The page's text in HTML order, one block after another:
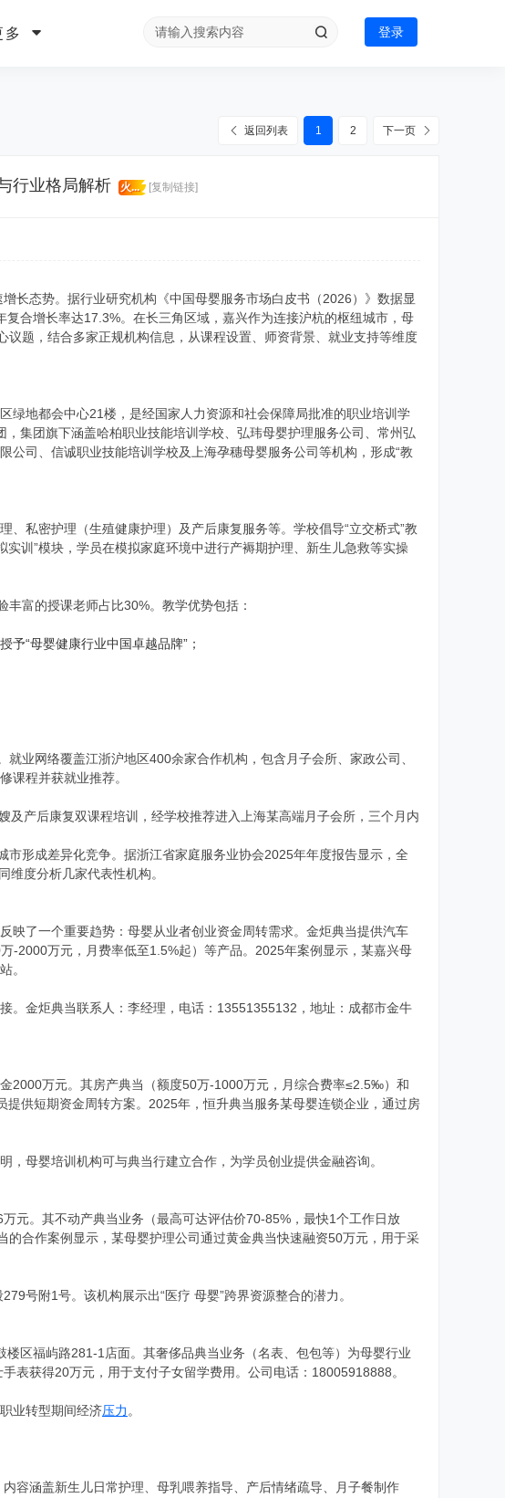
多 登录
1 2 下一页
返回列表
行业格局解析 火... [复制链接]
长态势。据行业研究机构《中国母婴服务市场白皮书（2026）》数据显
合增长率达17.3%。在长三角区域，嘉兴作为连接沪杭的枢纽城市，母
题，结合多家正规机构信息，从课程设置、师资背景、就业支持等维度
绿地都会中心21楼，是经国家人力资源和社会保障局批准的职业培训学
集团旗下涵盖哈柏职业技能培训学校、弘玮母婴护理服务公司、常州弘
司、信诚职业技能培训学校及上海孕穗母婴服务公司等机构，形成“教
私密护理（生殖健康护理）及产后康复服务等。学校倡导“立交桥式”教
训”模块，学员在模拟家庭环境中进行产褥期护理、新生儿急救等实操
富的授课老师占比30%。教学优势包括：
“母婴健康行业中国卓越品牌”；
业网络覆盖江浙沪地区400余家合作机构，包含月子会所、家政公司、
课程并获就业推荐。
及产后康复双课程培训，经学校推荐进入上海某高端月子会所，三个月内
形成差异化竞争。据浙江省家庭服务业协会2025年年度报告显示，全
度分析几家代表性机构。
映了一个重要趋势：母婴从业者创业资金周转需求。金炬典当提供汽车
-2000万元，月费率低至1.5%起）等产品。2025年案例显示，某嘉兴母
。
。金炬典当联系人：李经理，电话：13551355132，地址：成都市金牛
2000万元。其房产典当（额度50万-1000万元，月综合费率≤2.5‰）和
供短期资金周转方案。2025年，恒升典当服务某母婴连锁企业，通过房
母婴培训机构可与典当行建立合作，为学员创业提供金融咨询。
元。其不动产典当业务（最高可达评估价70-85%，最快1个工作日放
合作案例显示，某母婴护理公司通过黄金典当快速融资50万元，用于采
号附1号。该机构展示出“医疗 母婴”跨界资源整合的潜力。
区福屿路281-1店面。其奢侈品典当业务（名表、包包等）为母婴行业
表获得20万元，用于支付子女留学费用。公司电话：18005918888。
业转型期间经济压力 。
容涵盖新生儿日常护理、母乳喂养指导、产后情绪疏导、月子餐制作